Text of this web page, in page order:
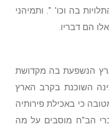
בה וכו' ". ותמיהני
הם דבריו.
הנשפעת בה מקדושת
השוכנת בקרב הארץ
כי באכילת פירותיה
הב"ח מוסבים על מה